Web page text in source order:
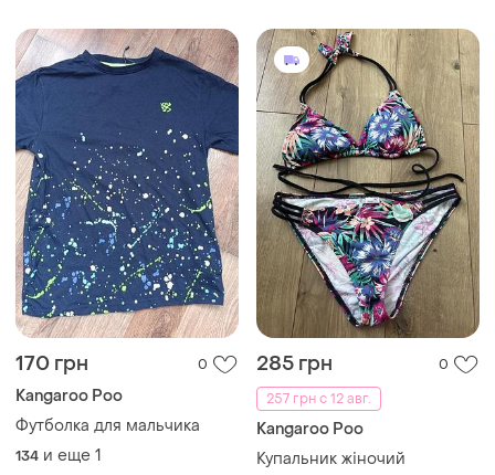
170 грн 0
Kangaroo Poo
Футболка для мальчика
134 и еще 1
285 грн
0
257 грн с 12 авг.
Kangaroo Poo
Купальник жіночий